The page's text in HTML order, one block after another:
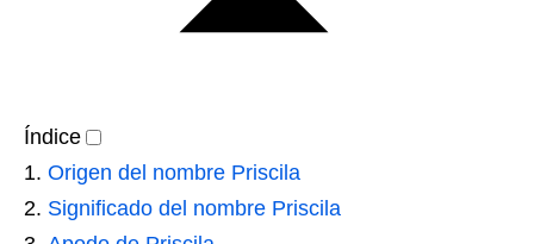
Índice
Origen del nombre Priscila
Significado del nombre Priscila